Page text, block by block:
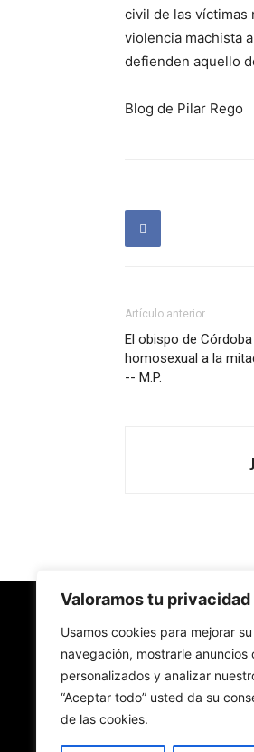
Valoramos tu privacidad
Usamos cookies para mejorar
navegación, mostrarle anuncios
personalizados y analizar
“Aceptar todo” usted da su
de las cookies.
civil de las víctimas
violencia machista
defienden aquello
Blog de Pilar Rego
Artículo anterior
El obispo de
homosexual a la
-- M.P.
Redes
Una mirada
- Colectivos de Redes